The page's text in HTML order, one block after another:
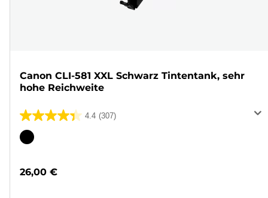
Canon CLI-581 XXL Schwarz Tintentank, sehr
hohe Reichweite
4.4 (307)
4.4
von
307
Farbpatrone
26,00 €